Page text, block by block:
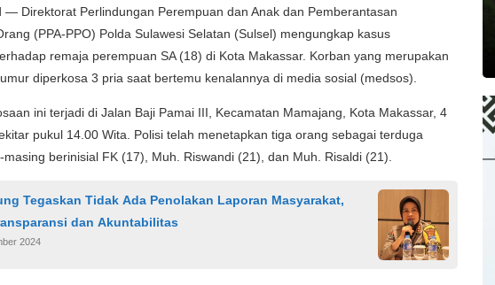
— Direktorat Perlindungan Perempuan dan Anak dan Pemberantasan
(PPA-PPO) Polda Sulawesi Selatan (Sulsel) mengungkap kasus
remaja perempuan SA (18) di Kota Makassar. Korban yang merupakan
diperkosa 3 pria saat bertemu kenalannya di media sosial (medsos).
ini terjadi di Jalan Baji Pamai III, Kecamatan Mamajang, Kota Makassar, 4
pukul 14.00 Wita. Polisi telah menetapkan tiga orang sebagai terduga
masing berinisial FK (17), Muh. Riswandi (21), dan Muh. Risaldi (21).
Tegaskan Tidak Ada Penolakan Laporan Masyarakat,
dan Akuntabilitas
2024